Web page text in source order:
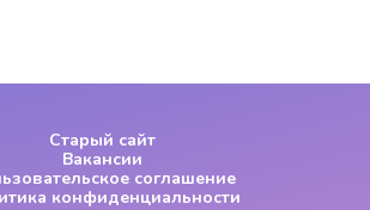
Старый сайт
Вакансии
соглашение
конфиденциальности